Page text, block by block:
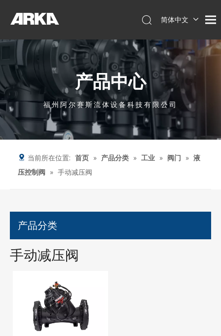
简体中文
العربية
Français
Pусский
Español
Português
Deutsch
Italiano
产品中心
福州阿尔赛斯流体设备科技有限公司
当前所在位置: 首页 » 产品分类 » 工业 » 阀门 » 液
压控制阀 » 手动减压阀
产品分类
手动减压阀